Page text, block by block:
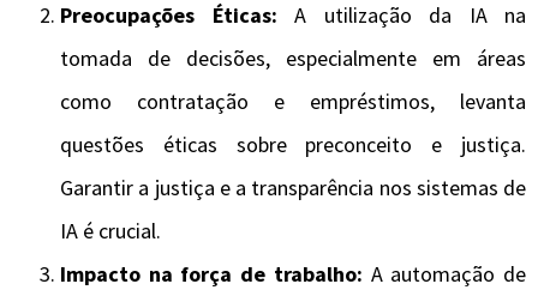
Preocupações Éticas: A utilização da IA ​​na
tomada de decisões, especialmente em áreas
como contratação e empréstimos, levanta
questões éticas sobre preconceito e justiça.
Garantir a justiça e a transparência nos sistemas de
IA é crucial.
Impacto na força de trabalho: A automação de